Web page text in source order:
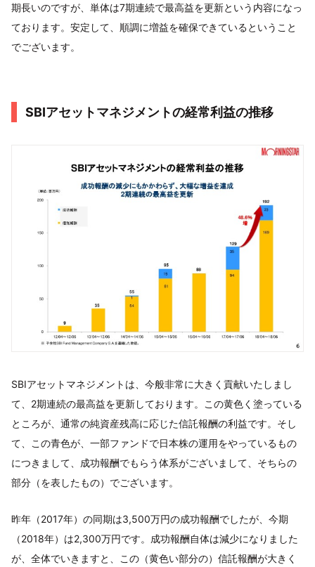
期長いのですが、単体は7期連続で最高益を更新という内容になっ
ております。安定して、順調に増益を確保できているということ
でございます。
SBIアセットマネジメントの経常利益の推移
SBIアセットマネジメントは、今般非常に大きく貢献いたしまし
て、2期連続の最高益を更新しております。この黄色く塗っている
ところが、通常の純資産残高に応じた信託報酬の利益です。そし
て、この青色が、一部ファンドで日本株の運用をやっているもの
につきまして、成功報酬でもらう体系がございまして、そちらの
部分（を表したもの）でございます。
昨年（2017年）の同期は3,500万円の成功報酬でしたが、今期
（2018年）は2,300万円です。成功報酬自体は減少になりました
が、全体でいきますと、この（黄色い部分の）信託報酬が大きく